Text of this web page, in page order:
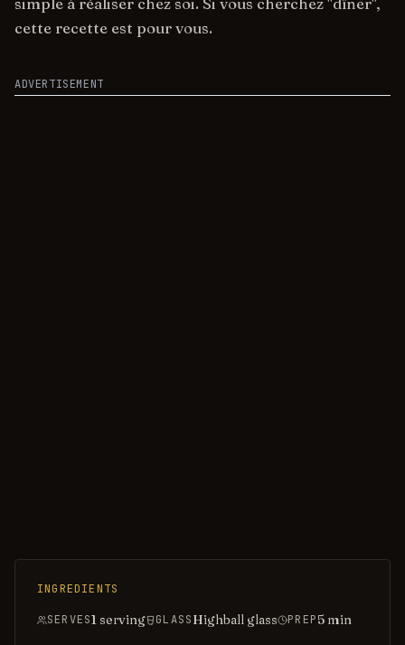
simple à réaliser chez soi. Si vous cherchez "dîner",
cette recette est pour vous.
ADVERTISEMENT
INGREDIENTS
SERVES1 serving GLASSHighball glass PREP5 min